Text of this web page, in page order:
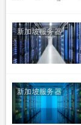
新加坡服务器
新加坡服务器